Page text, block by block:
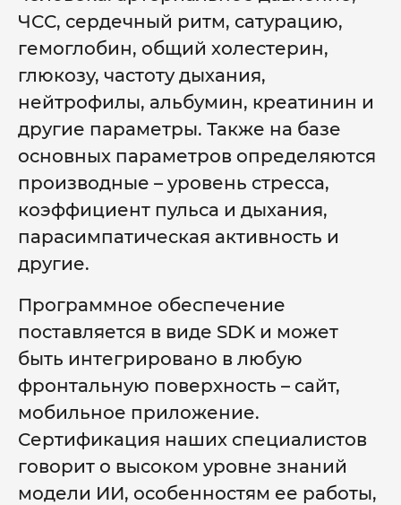
ЧСС, сердечный ритм, сатурацию,
гемоглобин, общий холестерин,
глюкозу, частоту дыхания,
нейтрофилы, альбумин, креатинин и
другие параметры. Также на базе
основных параметров определяются
производные – уровень стресса,
коэффициент пульса и дыхания,
парасимпатическая активность и
другие.
Программное обеспечение
поставляется в виде SDK и может
быть интегрировано в любую
фронтальную поверхность – сайт,
мобильное приложение.
Сертификация наших специалистов
говорит о высоком уровне знаний
модели ИИ, особенностям ее работы,